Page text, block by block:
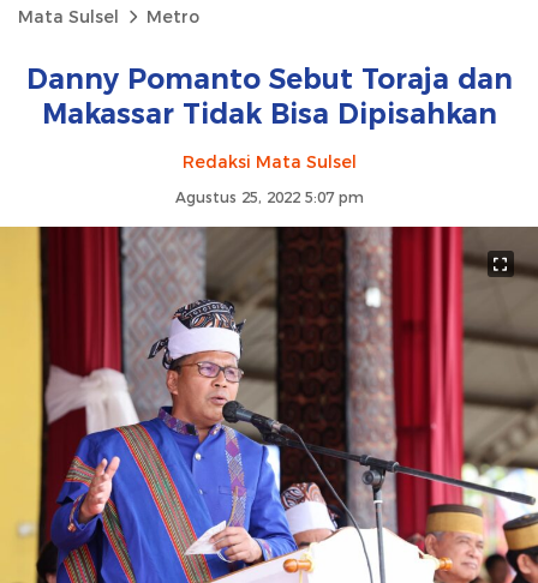
Mata Sulsel Metro
Danny Pomanto Sebut Toraja dan
Makassar Tidak Bisa Dipisahkan
Redaksi Mata Sulsel
Agustus 25, 2022 5:07 pm